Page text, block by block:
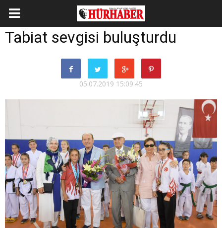
Tabiat sevgisi buluşturdu
05.07.2019 15:09:45